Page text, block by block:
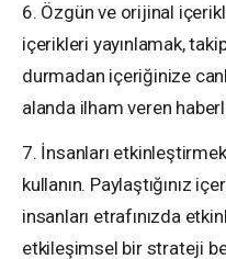
6. Özgün ve orijinal
içerikleri yayınlamak,
durmadan içeriğinize
alanda ilham veren
7. İnsanları
kullanın. Paylaştığınız
insanları etrafınızda
etkileşimsel bir strateji